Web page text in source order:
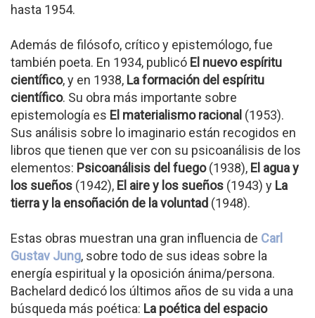
hasta 1954.
Además de filósofo, crítico y epistemólogo, fue
también poeta. En 1934, publicó El nuevo espíritu
científico, y en 1938, La formación del espíritu
científico. Su obra más importante sobre
epistemología es El materialismo racional (1953).
Sus análisis sobre lo imaginario están recogidos en
libros que tienen que ver con su psicoanálisis de los
elementos: Psicoanálisis del fuego(1938), El agua y
los sueños (1942), El aire y los sueños (1943) y La
tierra y la ensoñación de la voluntad (1948).
Estas obras muestran una gran influencia de Carl
Gustav Jung, sobre todo de sus ideas sobre la
energía espiritual y la oposición ánima/persona.
Bachelard dedicó los últimos años de su vida a una
búsqueda más poética: La poética del espacio